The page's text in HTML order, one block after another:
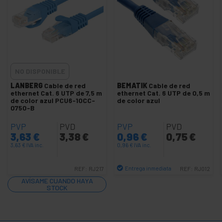
Cable de red SFTP cat.8 LSHF
+
Cable de red SSTP cat.7
+
Cable de red UTP cat.5e
Bobina UTP cat.6 / cat.6A
Latiguillo UTP cat.6
-
Cable UTP cat.6 azul
Cable UTP cat.6 blanco
Cable UTP cat.6 naranja
Cable UTP cat.6 negro
Cable UTP cat.6 verde
LANBERG Cable de red
ethernet Cat. 6 UTP de 7,5 m
de color azul PCU6-10CC-
0750-B
PVP
3,63 €
3,63 € IVA inc.
PVD
3,38 €
REF: RJ217
AVÍSAME CUANDO HAYA
STOCK
BEMATIK Cable de red
ethernet Cat. 6 UTP de 0,5 m
de color azul
PVP
0,96€
0,96 € IVA inc.
PVD
0,75 €
Entrega inmediata REF: RJ012